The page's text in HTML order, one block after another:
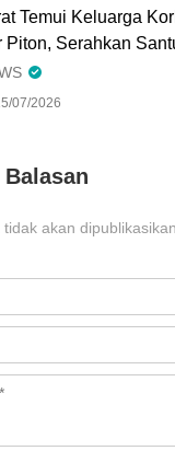
Temui Keluarga
Serahkan
07/2026
akan